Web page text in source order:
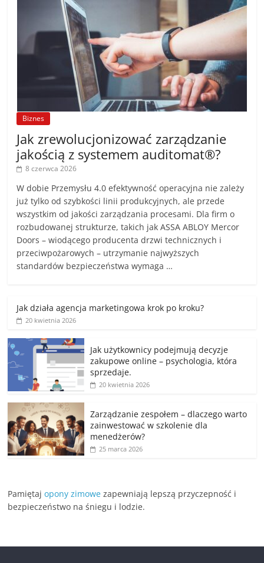
Biznes
Jak zrewolucjonizować zarządzanie
jakością z systemem auditomat®?
8 czerwca 2026
W dobie Przemysłu 4.0 efektywność operacyjna nie zależy
już tylko od szybkości linii produkcyjnych, ale przede
wszystkim od jakości zarządzania procesami. Dla firm o
rozbudowanej strukturze, takich jak ASSA ABLOY Mercor
Doors – wiodącego producenta drzwi technicznych i
przeciwpożarowych – utrzymanie najwyższych
standardów bezpieczeństwa wymaga …
Jak działa agencja marketingowa krok po kroku?
20 kwietnia 2026
Jak użytkownicy podejmują decyzje
zakupowe online – psychologia, która
sprzedaje.
20 kwietnia 2026
Zarządzanie zespołem – dlaczego warto
zainwestować w szkolenie dla
menedżerów?
25 marca 2026
Pamiętajopony zimowe zapewniają lepszą przyczepność i
bezpieczeństwo na śniegu i lodzie.